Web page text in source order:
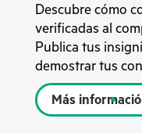
Descubre cómo
verificadas al
Publica tus
demostrar tus
Más